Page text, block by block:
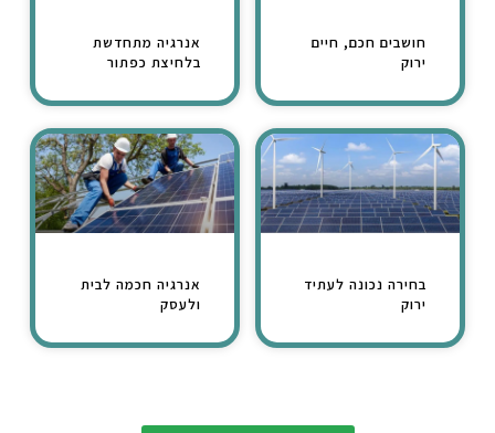
חושבים חכם, חיים
ירוק
אנרגיה מתחדשת
בלחיצת כפתור
בחירה נכונה לעתיד
ירוק
אנרגיה חכמה לבית
ולעסק